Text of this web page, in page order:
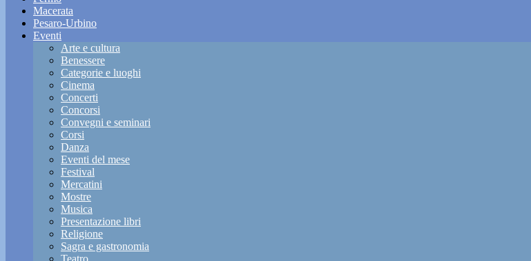
Macerata
Pesaro-Urbino
Eventi
Arte e cultura
Benessere
Categorie e luoghi
Cinema
Concerti
Concorsi
Convegni e seminari
Corsi
Danza
Eventi del mese
Festival
Mercatini
Mostre
Musica
Presentazione libri
Religione
Sagra e gastronomia
Teatro